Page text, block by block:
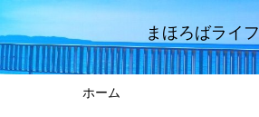
まほろばライフ
ホーム